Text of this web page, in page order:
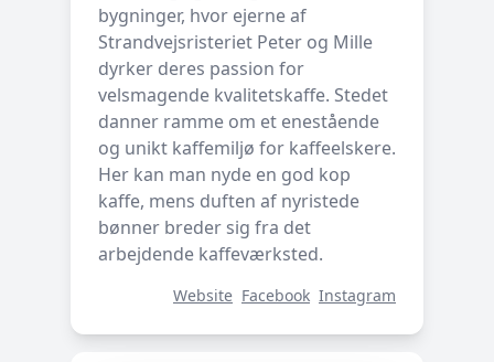
bygninger, hvor ejerne af
Strandvejsristeriet Peter og Mille
dyrker deres passion for
velsmagende kvalitetskaffe. Stedet
danner ramme om et enestående
og unikt kaffemiljø for kaffeelskere.
Her kan man nyde en god kop
kaffe, mens duften af nyristede
bønner breder sig fra det
arbejdende kaffeværksted.
Website Facebook Instagram